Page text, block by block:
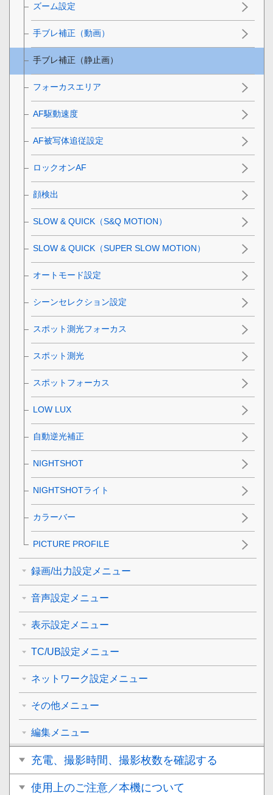
ズーム設定
手ブレ補正（動画）
手ブレ補正（静止画）
フォーカスエリア
AF駆動速度
AF被写体追従設定
ロックオンAF
顔検出
SLOW & QUICK（S&Q MOTION）
SLOW & QUICK（SUPER SLOW MOTION）
オートモード設定
シーンセレクション設定
スポット測光フォーカス
スポット測光
スポットフォーカス
LOW LUX
自動逆光補正
NIGHTSHOT
NIGHTSHOTライト
カラーバー
PICTURE PROFILE
録画/出力設定メニュー
音声設定メニュー
表示設定メニュー
TC/UB設定メニュー
ネットワーク設定メニュー
その他メニュー
編集メニュー
充電、撮影時間、撮影枚数を確認する
使用上のご注意／本機について